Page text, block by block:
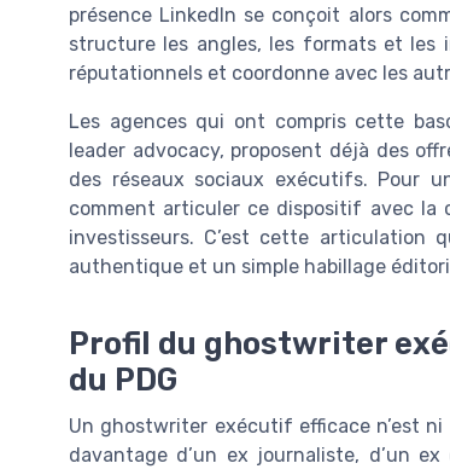
présence LinkedIn se conçoit alors
structure les angles, les formats et les
réputationnels et coordonne avec les
Les agences qui ont compris cette
leader advocacy, proposent déjà des
des réseaux sociaux exécutifs. Pour
comment articuler ce dispositif avec la
investisseurs. C’est cette articulation
authentique et un simple habillage
Profil du ghostwriter
du PDG
Un ghostwriter exécutif efficace n’est
davantage d’un ex journaliste, d’un